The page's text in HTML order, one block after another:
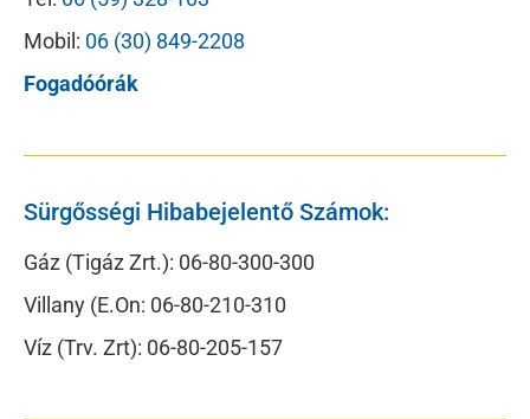
Mobil: 06 (30) 849-2208
Fogadóórák
Sürgősségi Hibabejelentő Számok:
Gáz (Tigáz Zrt.): 06-80-300-300
Villany (E.On: 06-80-210-310
Víz (Trv. Zrt): 06-80-205-157